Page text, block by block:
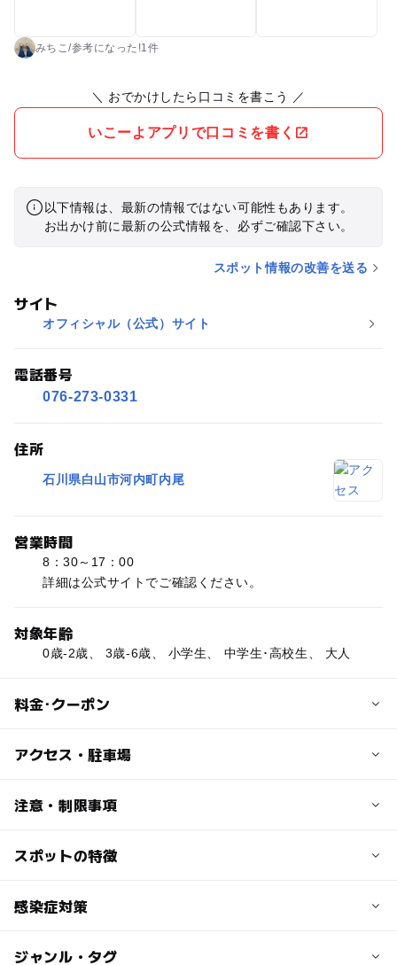
歩いてる子も見ます。 頂上までは3本のリフトを乗ります。1番
滑れています。5年生の娘達は林道の壁で遊んだり、グラトリ
したり楽しんでます。昨日は深軽パウダーだったので急斜面に
行きましたが、楽しい〜といいながらパウダーに埋まりまくっ
てました。圧雪と被圧雪が横並びなので両方楽しめます。 パー
ますが、昨日は開いてなかったですが、いつもは空いてておス
スメです。 一本一本のリフトが長めなので、冷えが早い子供に
頑張ってくれます。車に戻るまでに距離があるので、うちは1
滑ってます。 中間にあるハウスはPayPay使えなくて現金だけ
だったと思います。小銭も忘れずに！
みちこ/参考になった!1件
＼ おでかけしたら口コミを書こう ／
いこーよアプリで口コミを書く
以下情報は、最新の情報ではない可能性もあります。
お出かけ前に最新の公式情報を、必ずご確認下さい。
スポット情報の改善を送る
サイト
オフィシャル（公式）サイト
電話番号
076-273-0331
住所
石川県白山市河内町内尾
営業時間
8：30～17：00
詳細は公式サイトでご確認ください。
対象年齢
0歳-2歳、 3歳-6歳、 小学生、 中学生･高校生、 大人
料金･クーポン
子供の料金
大人の料金
シーズン、利用時間によって異なります。公式サイトでご
アクセス・駐車場
交通アクセス
北陸自動車道「白山IC」より国道157号線経由約45分
JR北陸本線「小松駅」または「金沢駅」下車、タクシー利
注意・制限事項
スキーこどもの日イベント：あり
スキー教室（キッズスクール）：あり
キッズウェアレンタル：あり
スポットの特徴
駐車場あり ー
感染症対策
■従業員の感染症予防の取り組み
ジャンル・タグ